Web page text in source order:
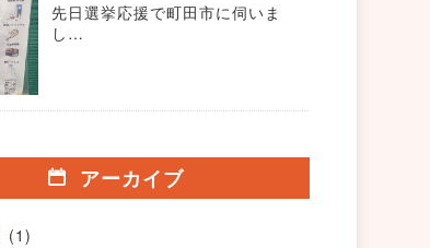
先日選挙応援で町田市に伺いま
し…
アーカイブ
(1)